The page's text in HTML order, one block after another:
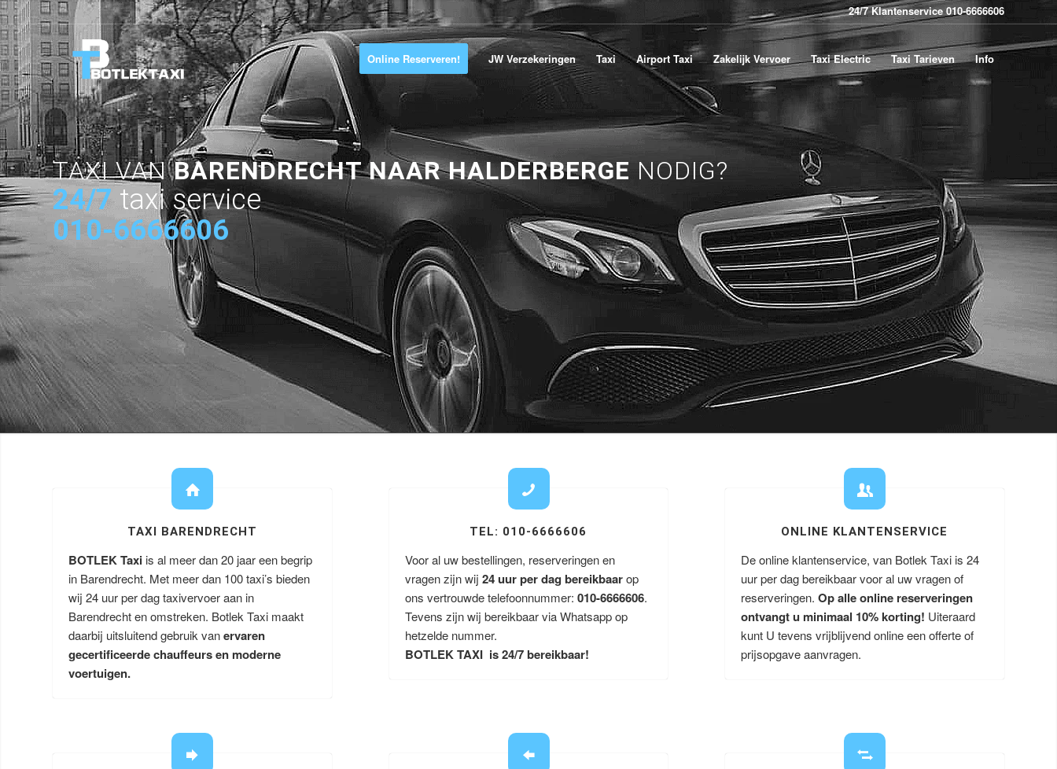
24/7 Klantenservice 010-6666606
Online Reserveren! JW Verzekeringen Taxi Airport Taxi Zakelijk Vervoer Taxi Electric Taxi Tarieven Info
TAXI VANBARENDRECHT NAAR HALDERBERGENODIG?
24/7 taxi service
010-6666606
TAXI BARENDRECHT
BOTLEK Taxi is al meer dan 20 jaar een begrip
in Barendrecht. Met meer dan 100 taxi’s bieden
wij 24 uur per dag taxivervoer aan in
Barendrecht en omstreken. Botlek Taxi maakt
daarbij uitsluitend gebruik vanervaren
gecertificeerde chauffeurs en moderne
voertuigen.
TEL: 010-6666606
Voor al uw bestellingen, reserveringen en
vragen zijn wij 24 uur per dag bereikbaarop
ons vertrouwde telefoonnummer: 010-6666606.
Tevens zijn wij bereikbaar via Whatsapp op
hetzelde nummer.
BOTLEK TAXI is 24/7 bereikbaar!
ONLINE KLANTENSERVICE
De online klantenservice, van Botlek Taxi is 24
uur per dag bereikbaar voor al uw vragen of
reserveringen.Op alle online reserveringen
ontvangt u minimaal 10% korting! Uiteraard
kunt U tevens vrijblijvend online een offerte of
prijsopgave aanvragen.